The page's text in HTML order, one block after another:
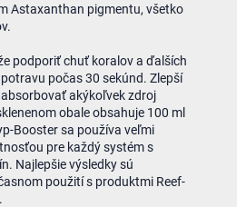
Astaxanthan pigmentu, všetko
podporiť chuť koralov a ďalších
počas 30 sekúnd. Zlepší
akýkoľvek zdroj
obale obsahuje 100 ml
Booster sa používa veľmi
pre každý systém s
Najlepšie výsledky sú
použití s ​​produktmi Reef-